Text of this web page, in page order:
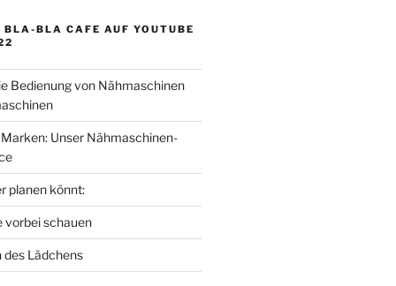
BLA CAFE AUF YOUTUBE
Bedienung von Nähmaschinen
Unser Nähmaschinen-
planen könnt:
vorbei schauen
Lädchens